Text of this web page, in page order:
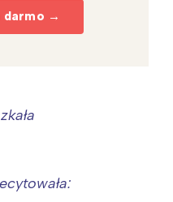
darmo →